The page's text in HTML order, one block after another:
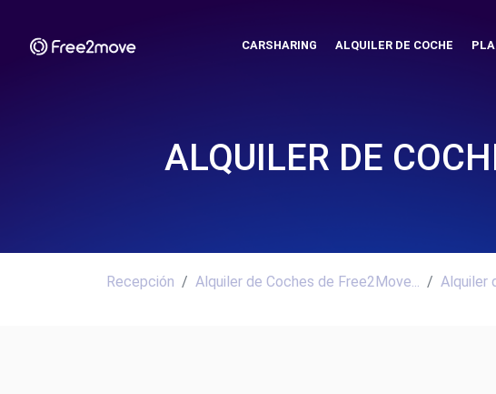
CARSHARING ALQUILER DE COCHE
ALQUILER DE
Recepción Alquiler de Coches de Free2Move... Alquiler